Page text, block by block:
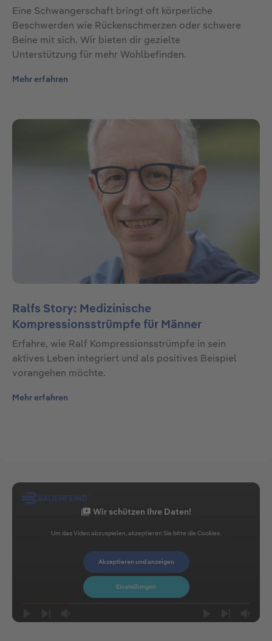
Eine Schwangerschaft bringt oft körperliche
Beschwerden wie Rückenschmerzen oder schwere
Beine mit sich. Wir bieten dir gezielte
Unterstützung für mehr Wohlbefinden.
Mehr erfahren
Ralfs Story: Medizinische
Kompressionsstrümpfe für Männer
Erfahre, wie Ralf Kompressionsstrümpfe in sein
aktives Leben integriert und als positives Beispiel
vorangehen möchte.
Mehr erfahren
Wir schützen Ihre Daten!
Um das Video abzuspielen, akzeptieren Sie bitte die Cookies.
Akzeptieren und anzeigen
Einstellungen